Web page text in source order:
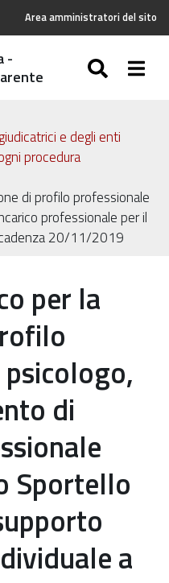
Area amministratori del sito
-
e degli enti
procedura
di profilo professionale
professionale per il
20/11/2019
per la
di
Sportello
a